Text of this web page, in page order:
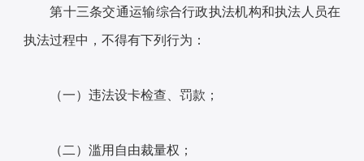
第十三条交通运输综合行政执法机构和执法人员在
执法过程中，不得有下列行为：
（一）违法设卡检查、罚款；
（二）滥用自由裁量权；